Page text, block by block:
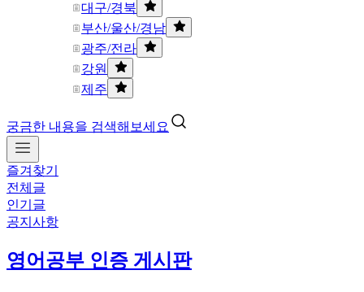
대구/경북
부산/울산/경남
광주/전라
강원
제주
궁금한 내용을 검색해보세요
즐겨찾기
전체글
인기글
공지사항
영어공부 인증 게시판